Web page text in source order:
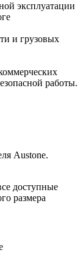
эксплуатации
и грузовых
работы.
Austone.
доступные
размера